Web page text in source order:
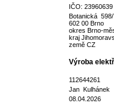
IČO: 23960639
Botanická
602 00 Brno
okres Brno-
kraj
země CZ
Výroba
112644261
Jan Kulhánek
08.04.2026